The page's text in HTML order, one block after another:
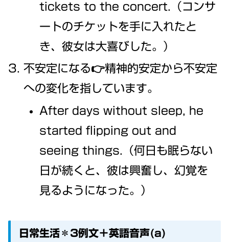
tickets to the concert.（コンサ
ートのチケットを手に入れたと
き、彼女は大喜びした。）
不安定になる👉精神的安定から不安定
への変化を指しています。
After days without sleep, he
started flipping out and
seeing things.（何日も眠らない
日が続くと、彼は興奮し、幻覚を
見るようになった。）
日常生活＊3例文＋英語音声(a)